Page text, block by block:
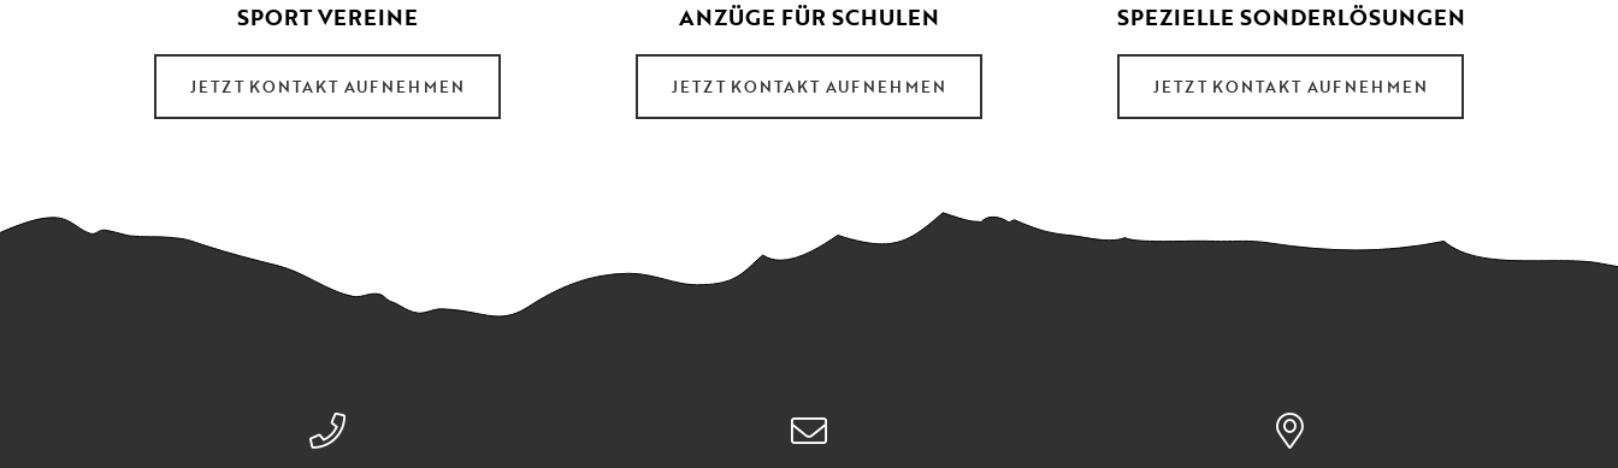
SPORT VEREINE
JETZT KONTAKT AUFNEHMEN
ANZÜGE FÜR SCHULEN
JETZT KONTAKT AUFNEHMEN
SPEZIELLE SONDERLÖSUNGEN
JETZT KONTAKT AUFNEHMEN